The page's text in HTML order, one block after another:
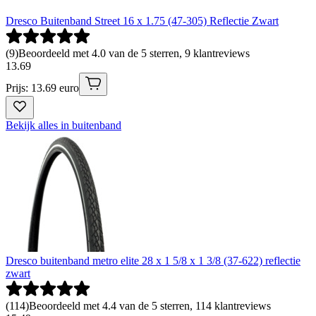
Dresco Buitenband Street 16 x 1.75 (47-305) Reflectie Zwart
(9)Beoordeeld met 4.0 van de 5 sterren, 9 klantreviews
13.69
Prijs: 13.69 euro
Bekijk alles in buitenband
Dresco buitenband metro elite 28 x 1 5/8 x 1 3/8 (37-622) reflectie
zwart
(114)Beoordeeld met 4.4 van de 5 sterren, 114 klantreviews